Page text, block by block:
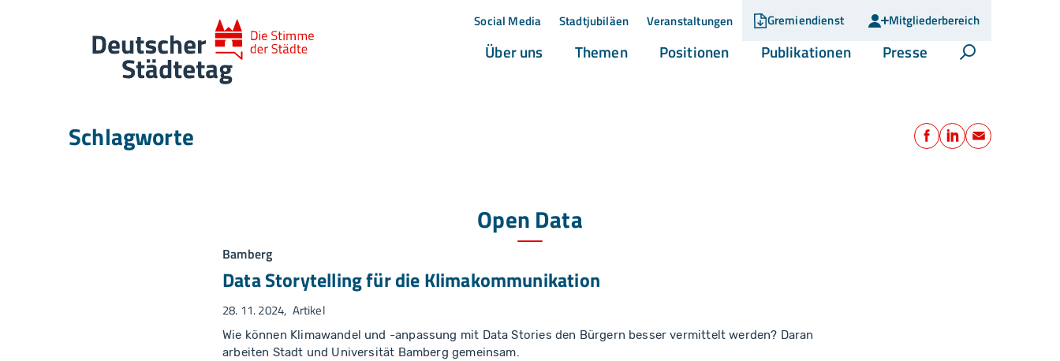
Social Media Stadtjubiläen Veranstaltungen Gremiendienst Mitgliederbereich
Über uns(current)Themen(current)Positionen(current)Publikationen(current)Presse (current)Suche öffnen
Schlagworte Teilen
Facebook
LinkedIn
E-Mail
Open Data
Bamberg
Data Storytelling für die Klimakommunikation
28. 11. 2024 Artikel
Wie können Klimawandel und -anpassung mit Data Stories den Bürgern besser vermittelt werden? Daran
arbeiten Stadt und Universität Bamberg gemeinsam.